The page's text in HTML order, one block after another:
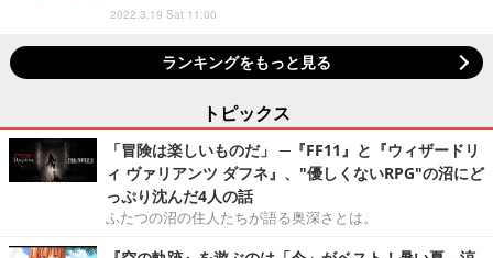
2022.3.19 Sat 11:00
ランキングをもっと見る
トピックス
「冒険は楽しいものだ」 ─『FF11』と『ウィザードリ
ィ ヴァリアンツ ダフネ』、"優しくないRPG"の沼にど
っぷり沈んだ4人の話
ふたつの沼の住人たちが語る奥深さとは。